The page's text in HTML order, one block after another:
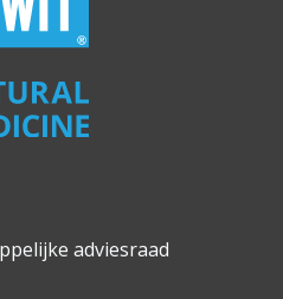
adviesraad